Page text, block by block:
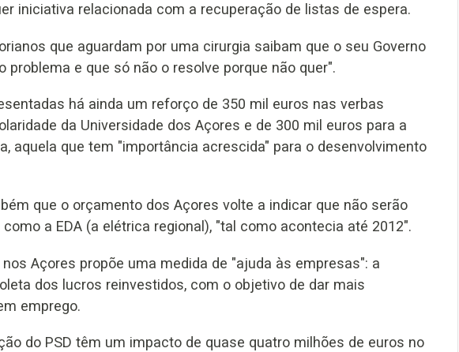
iniciativa relacionada com a recuperação de listas de espera.
que aguardam por uma cirurgia saibam que o seu Governo
problema e que só não o resolve porque não quer".
há ainda um reforço de 350 mil euros nas verbas
da Universidade dos Açores e de 300 mil euros para a
aquela que tem "importância acrescida" para o desenvolvimento
que o orçamento dos Açores volte a indicar que não serão
a EDA (a elétrica regional), "tal como acontecia até 2012".
Açores propõe uma medida de "ajuda às empresas": a
dos lucros reinvestidos, com o objetivo de dar mais
emprego.
do PSD têm um impacto de quase quatro milhões de euros no